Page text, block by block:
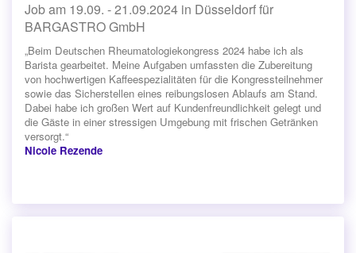
Job am 19.09. - 21.09.2024 in Düsseldorf für
BARGASTRO GmbH
„Beim Deutschen Rheumatologiekongress 2024 habe ich als
Barista gearbeitet. Meine Aufgaben umfassten die Zubereitung
von hochwertigen Kaffeespezialitäten für die Kongressteilnehmer
sowie das Sicherstellen eines reibungslosen Ablaufs am Stand.
Dabei habe ich großen Wert auf Kundenfreundlichkeit gelegt und
die Gäste in einer stressigen Umgebung mit frischen Getränken
versorgt.“
Nicole Rezende